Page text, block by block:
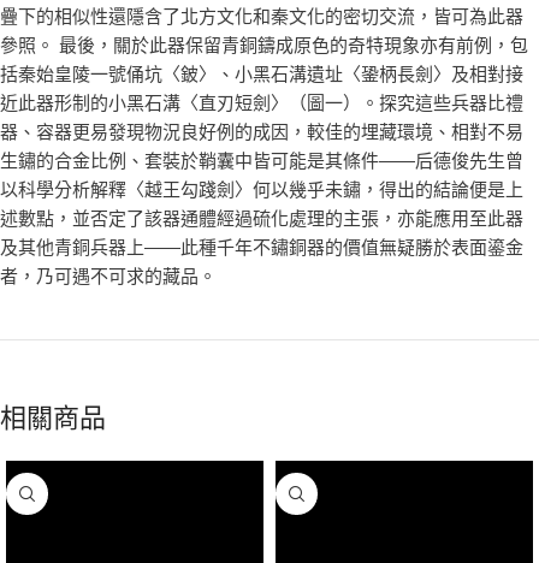
疊下的相似性還隱含了北方文化和秦文化的密切交流，皆可為此器
參照。 最後，關於此器保留青銅鑄成原色的奇特現象亦有前例，包
括秦始皇陵一號俑坑〈鈹〉、小黑石溝遺址〈銎柄長劍〉及相對接
近此器形制的小黑石溝〈直刃短劍〉（圖一）。探究這些兵器比禮
器、容器更易發現物況良好例的成因，較佳的埋藏環境、相對不易
生鏽的合金比例、套裝於鞘囊中皆可能是其條件——后德俊先生曾
以科學分析解釋〈越王勾踐劍〉何以幾乎未鏽，得出的結論便是上
述數點，並否定了該器通體經過硫化處理的主張，亦能應用至此器
及其他青銅兵器上——此種千年不鏽銅器的價值無疑勝於表面鎏金
者，乃可遇不可求的藏品。
相關商品